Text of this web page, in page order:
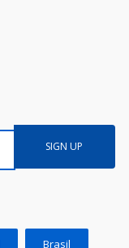
Brasil